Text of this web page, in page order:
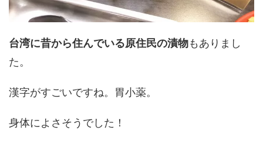
台湾に昔から住んでいる原住民の漬物もありまし
た。
漢字がすごいですね。胃小薬。
身体によさそうでした！